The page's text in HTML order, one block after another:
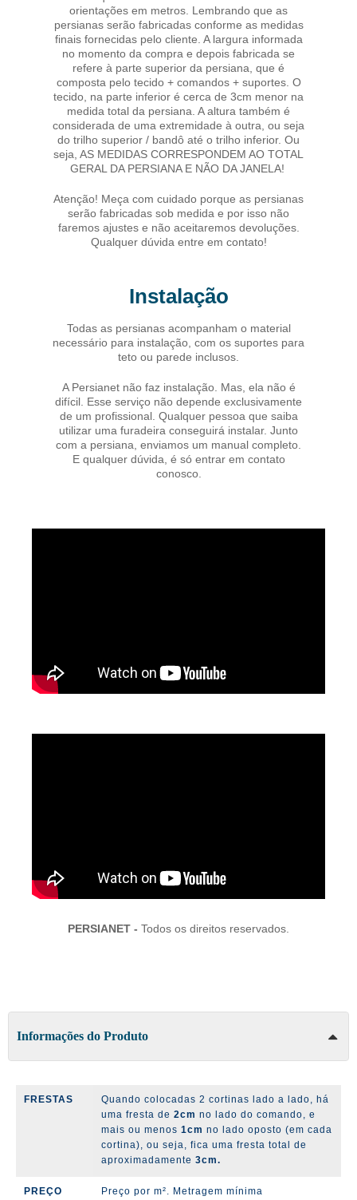
orientações em metros. Lembrando que as
persianas serão fabricadas conforme as medidas
finais fornecidas pelo cliente. A largura informada
no momento da compra e depois fabricada se
refere à parte superior da persiana, que é
composta pelo tecido + comandos + suportes. O
tecido, na parte inferior é cerca de 3cm menor na
medida total da persiana. A altura também é
considerada de uma extremidade à outra, ou seja
do trilho superior / bandô até o trilho inferior. Ou
seja, AS MEDIDAS CORRESPONDEM AO TOTAL
GERAL DA PERSIANA E NÃO DA JANELA!
Atenção! Meça com cuidado porque as persianas
serão fabricadas sob medida e por isso não
faremos ajustes e não aceitaremos devoluções.
Qualquer dúvida entre em contato!
Instalação
Todas as persianas acompanham o material
necessário para instalação, com os suportes para
teto ou parede inclusos.
A Persianet não faz instalação. Mas, ela não é
difícil. Esse serviço não depende exclusivamente
de um profissional. Qualquer pessoa que saiba
utilizar uma furadeira conseguirá instalar. Junto
com a persiana, enviamos um manual completo.
E qualquer dúvida, é só entrar em contato
conosco.
PERSIANET - Todos os direitos reservados.
Informações do Produto
FRESTAS
Quando colocadas 2 cortinas lado a lado, há
uma fresta de 2cm no lado do comando, e
mais ou menos 1cm no lado oposto (em cada
cortina), ou seja, fica uma fresta total de
aproximadamente 3cm.
PREÇO
Preço por m². Metragem mínima